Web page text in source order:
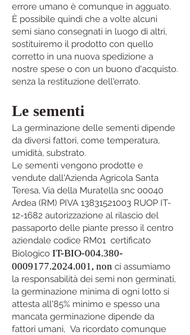
errore umano è comunque in agguato.
È possibile quindi che a volte alcuni
semi siano consegnati in luogo di altri,
sostituiremo il prodotto con quello
corretto in una nuova spedizione a
nostre spese o con un buono d'acquisto.
senza la restituzione dell'errato.
Le sementi
La germinazione delle sementi dipende
da diversi fattori, come temperatura,
umidità, substrato.
Le sementi vengono prodotte e
vendute dall'Azienda Agricola Santa
Teresa, Via della Muratella snc 00040
Ardea (RM) PIVA 13831521003 RUOP IT-
12-1682 autorizzazione al rilascio del
passaporto delle piante presso il centro
aziendale codice RM01 certificato
Biologico IT-BIO-004.380-
0009177.2024.001, non ci assumiamo
la responsabilità dei semi non germinati,
la germinazione minima di ogni lotto si
attesta all'85% minimo e spesso una
mancata germinazione dipende da
fattori umani, Va ricordato comunque